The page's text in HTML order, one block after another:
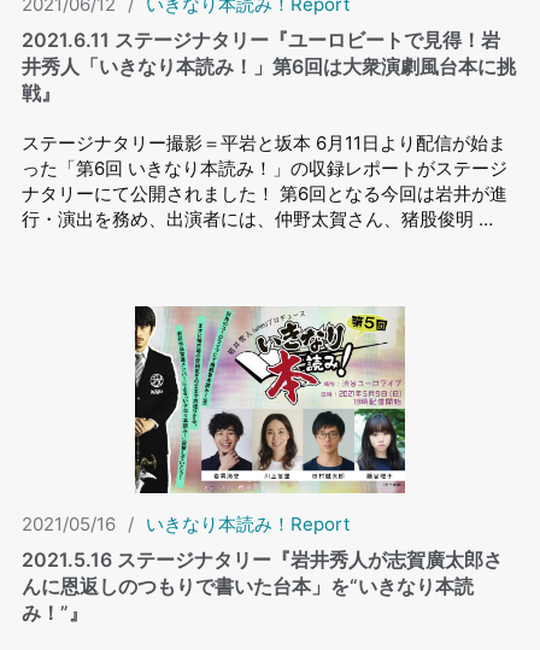
2021.6.11 ステージナタリー『ユーロビートで見得！岩
井秀人「いきなり本読み！」第6回は大衆演劇風台本に挑
戦』
ステージナタリー撮影＝平岩と坂本 6月11日より配信が始ま
った「第6回 いきなり本読み！」の収録レポートがステージ
ナタリーにて公開されました！ 第6回となる今回は岩井が進
行・演出を務め、出演者には、仲野太賀さん、猪股俊明 …
2021/05/16 / いきなり本読み！Report
2021.5.16 ステージナタリー『岩井秀人が志賀廣太郎さ
んに恩返しのつもりで書いた台本」を“いきなり本読
み！”』